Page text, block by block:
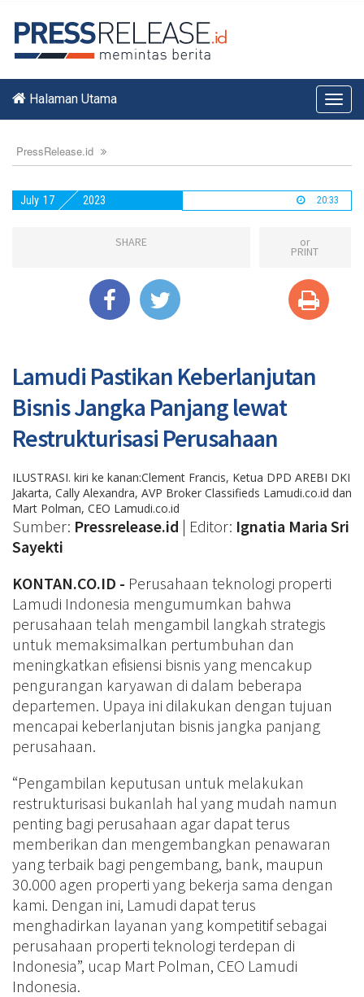
Halaman Utama
PressRelease.id
July 17 2023 20:33
SHARE or
PRINT
Lamudi Pastikan Keberlanjutan
Bisnis Jangka Panjang lewat
Restrukturisasi Perusahaan
ILUSTRASI. kiri ke kanan:Clement Francis, Ketua DPD AREBI DKI
Jakarta, Cally Alexandra, AVP Broker Classifieds Lamudi.co.id dan
Mart Polman, CEO Lamudi.co.id
Sumber: Pressrelease.id | Editor: Ignatia Maria Sri
Sayekti
KONTAN.CO.ID - Perusahaan teknologi properti
Lamudi Indonesia mengumumkan bahwa
perusahaan telah mengambil langkah strategis
untuk memaksimalkan pertumbuhan dan
meningkatkan efisiensi bisnis yang mencakup
pengurangan karyawan di dalam beberapa
departemen. Upaya ini dilakukan dengan tujuan
mencapai keberlanjutan bisnis jangka panjang
perusahaan.
“Pengambilan keputusan untuk melakukan
restrukturisasi bukanlah hal yang mudah namun
penting bagi perusahaan agar dapat terus
memberikan dan mengembangkan penawaran
yang terbaik bagi pengembang, bank, maupun
30.000 agen properti yang bekerja sama dengan
kami. Dengan ini, Lamudi dapat terus
menghadirkan layanan yang kompetitif sebagai
perusahaan properti teknologi terdepan di
Indonesia”, ucap Mart Polman, CEO Lamudi
Indonesia.